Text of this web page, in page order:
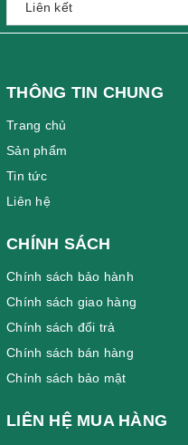
THÔNG TIN CHUNG
Trang chủ
Sản phẩm
Tin tức
Liên hệ
CHÍNH SÁCH
Chính sách bảo hành
Chính sách giao hàng
Chính sách đổi trả
Chính sách bán hàng
Chính sách bảo mật
LIÊN HỆ MUA HÀNG